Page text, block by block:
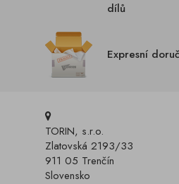
dílů
Expresní
TORIN, s.r.o.
Zlatovská 2193/33
911 05 Trenčín
Slovensko